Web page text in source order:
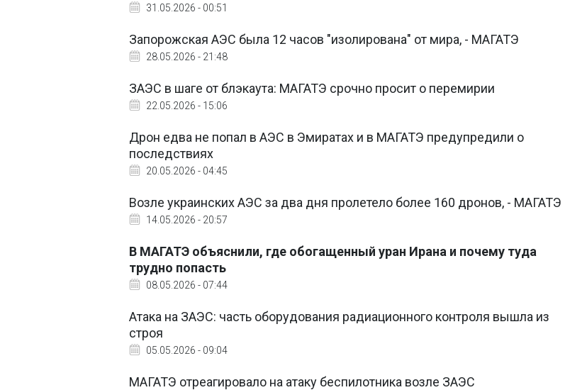
31.05.2026 - 00:51
Запорожская АЭС была 12 часов "изолирована" от мира, - МАГАТЭ
28.05.2026 - 21:48
ЗАЭС в шаге от блэкаута: МАГАТЭ срочно просит о перемирии
22.05.2026 - 15:06
Дрон едва не попал в АЭС в Эмиратах и в МАГАТЭ предупредили о
последствиях
20.05.2026 - 04:45
Возле украинских АЭС за два дня пролетело более 160 дронов, - МАГАТЭ
14.05.2026 - 20:57
В МАГАТЭ объяснили, где обогащенный уран Ирана и почему туда
трудно попасть
08.05.2026 - 07:44
Атака на ЗАЭС: часть оборудования радиационного контроля вышла из
строя
05.05.2026 - 09:04
МАГАТЭ отреагировало на атаку беспилотника возле ЗАЭС